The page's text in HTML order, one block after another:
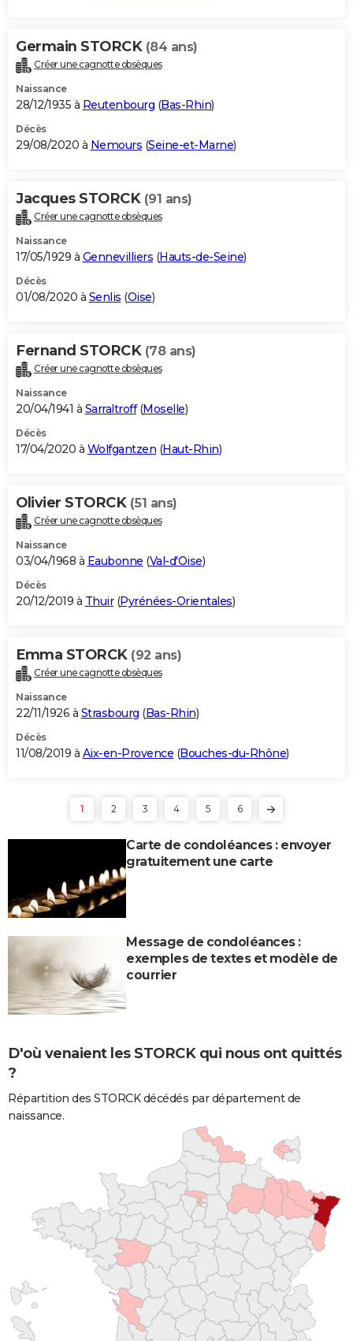
Germain STORCK (84 ans)
Créer une cagnotte obsèques
Naissance
28/12/1935 à Reutenbourg (Bas-Rhin)
Décès
29/08/2020 à Nemours (Seine-et-Marne)
Jacques STORCK (91 ans)
Créer une cagnotte obsèques
Naissance
17/05/1929 à Gennevilliers (Hauts-de-Seine)
Décès
01/08/2020 à Senlis (Oise)
Fernand STORCK (78 ans)
Créer une cagnotte obsèques
Naissance
20/04/1941 à Sarraltroff(Moselle)
Décès
17/04/2020 à Wolfgantzen (Haut-Rhin)
Olivier STORCK (51 ans)
Créer une cagnotte obsèques
Naissance
03/04/1968 à Eaubonne (Val-d'Oise)
Décès
20/12/2019 à Thuir(Pyrénées-Orientales)
Emma STORCK (92 ans)
Créer une cagnotte obsèques
Naissance
22/11/1926 à Strasbourg (Bas-Rhin)
Décès
11/08/2019 à Aix-en-Provence (Bouches-du-Rhône)
1 2 3 4 5 6
Carte de condoléances : envoyer
gratuitement une carte
Message de condoléances :
exemples de textes et modèle de
courrier
D'où venaient les STORCK qui nous ont quittés
?
Répartition des STORCK décédés par département de
naissance.